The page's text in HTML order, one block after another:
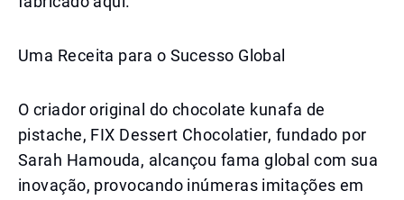
Uma Receita para o Sucesso Global
O criador original do chocolate kunafa de
pistache, FIX Dessert Chocolatier, fundado por
Sarah Hamouda, alcançou fama global com sua
inovação, provocando inúmeras imitações em